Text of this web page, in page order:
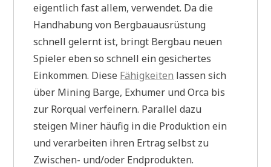
eigentlich fast allem, verwendet. Da die
Handhabung von Bergbauausrüstung
schnell gelernt ist, bringt Bergbau neuen
Spieler eben so schnell ein gesichertes
Einkommen. Diese Fähigkeiten lassen sich
über Mining Barge, Exhumer und Orca bis
zur Rorqual verfeinern. Parallel dazu
steigen Miner häufig in die Produktion ein
und verarbeiten ihren Ertrag selbst zu
Zwischen- und/oder Endprodukten.